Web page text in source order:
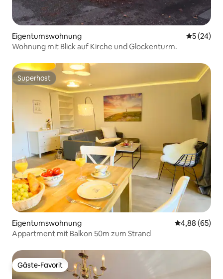
Eigentumswohnung
5 (24)
Wohnung mit Blick auf Kirche und Glockenturm.
Superhost
Superhost
Eigentumswohnung
4,88 (65)
Appartment mit Balkon 50m zum Strand
Gäste-Favorit
Gäste-Favorit